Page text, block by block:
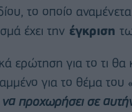
το οποίο
έχει την έγκριση
ερώτηση για το τι
για το θέμα του
να προχωρήσει σε